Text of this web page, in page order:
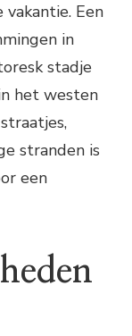
Een
in
stadje
het westen
stranden is
een